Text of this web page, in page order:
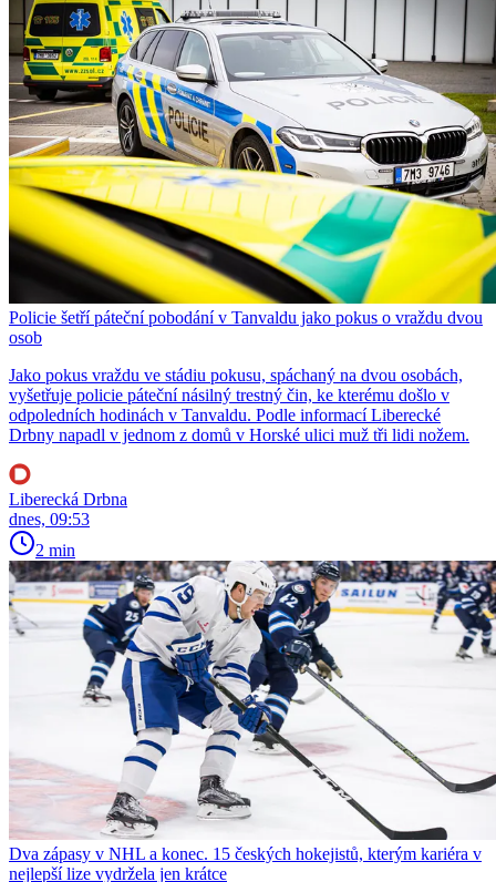
Policie šetří páteční pobodání v Tanvaldu jako pokus o vraždu dvou
osob
Jako pokus vraždu ve stádiu pokusu, spáchaný na dvou osobách,
vyšetřuje policie páteční násilný trestný čin, ke kterému došlo v
odpoledních hodinách v Tanvaldu. Podle informací Liberecké
Drbny napadl v jednom z domů v Horské ulici muž tři lidi nožem.
Liberecká Drbna
dnes, 09:53
2 min
Dva zápasy v NHL a konec. 15 českých hokejistů, kterým kariéra v
nejlepší lize vydržela jen krátce